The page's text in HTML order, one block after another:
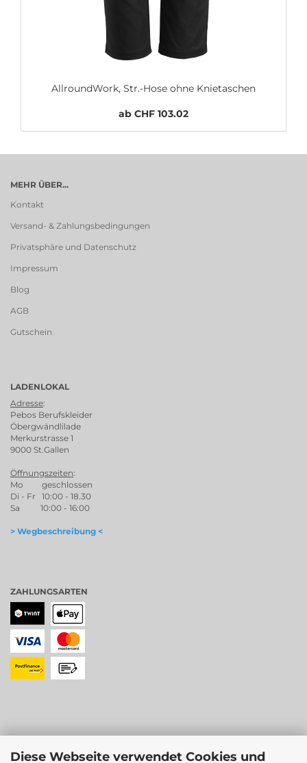
Diese Webseite verwendet Cookies und
AllroundWork, Str.-Hose ohne Knietaschen
ab CHF 103.02
MEHR ÜBER...
Kontakt
Versand- & Zahlungsbedingungen
Privatsphäre und Datenschutz
Impressum
Blog
AGB
Gutschein
LADENLOKAL
Adresse:
Pebos Berufskleider
Öbergwändlilade
Merkurstrasse 1
9000 St.Gallen
Öffnungszeiten:
Mo geschlossen
Di - Fr 10:00 - 18.30
Sa 10:00 - 16:00
> Wegbeschreibung <
ZAHLUNGSARTEN